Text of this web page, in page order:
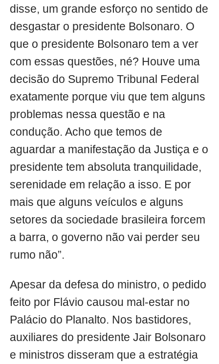
disse, um grande esforço no sentido de
desgastar o presidente Bolsonaro. O
que o presidente Bolsonaro tem a ver
com essas questões, né? Houve uma
decisão do Supremo Tribunal Federal
exatamente porque viu que tem alguns
problemas nessa questão e na
condução. Acho que temos de
aguardar a manifestação da Justiça e o
presidente tem absoluta tranquilidade,
serenidade em relação a isso. E por
mais que alguns veículos e alguns
setores da sociedade brasileira forcem
a barra, o governo não vai perder seu
rumo não”.
Apesar da defesa do ministro, o pedido
feito por Flávio causou mal-estar no
Palácio do Planalto. Nos bastidores,
auxiliares do presidente Jair Bolsonaro
e ministros disseram que a estratégia